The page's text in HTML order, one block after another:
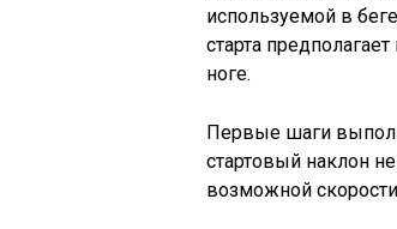
используемой в
старта
ноге.
Первые шаги
стартовый наклон
возможной